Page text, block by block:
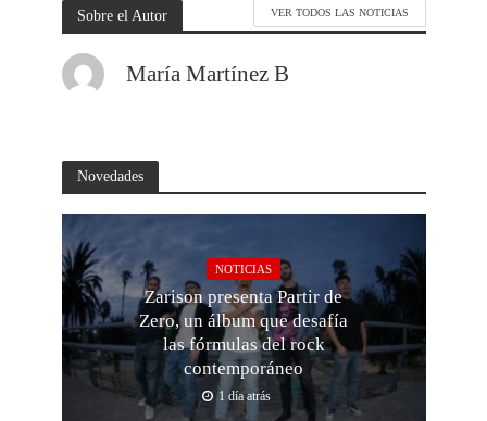
Sobre el Autor VER TODOS LAS NOTICIAS
María Martínez B
Novedades
NOTICIAS
Zarison presenta Partir de
Zero, un álbum que desafía
las fórmulas del rock
contemporáneo
1 día atrás